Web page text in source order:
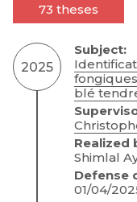
73 theses
2025
Subject:
blé
Realized
Shimlal
Defense
01/04/